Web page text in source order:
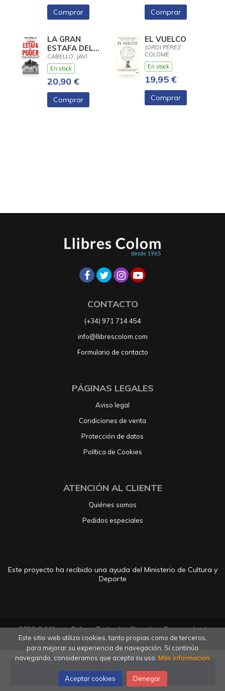
Añadir a mi cesta
Comprar Comprar
LA GRAN
ESTAFA DEL
PODER
CABELLO, JAVI
En stock
20,90 €
Comprar
EL VUELCO
JORDI PÉREZ
COLOMÉ
En stock
19,95 €
Comprar
CONTACTO
(+34) 971 714 454
info@llibrescolom.com
Formulario de contacto
PÁGINAS LEGALES
Aviso legal
Condiciones de venta
Protección de datos
Política de Cookies
ATENCIÓN AL CLIENTE
Quiénes somos
Pedidos especiales
Este proyecto ha recibido una ayuda del Ministerio de Cultura y
Deporte
2026 ©Llibres Colom. Todos los Derechos Reservados |
Grupo Trevenque
Este sitio web utiliza cookies, tanto propias como de terceros,
para mejorar su experiencia de navegación. Si continúa
navegando, consideramos que acepta su uso. Más información
Aceptar cookies Denegar